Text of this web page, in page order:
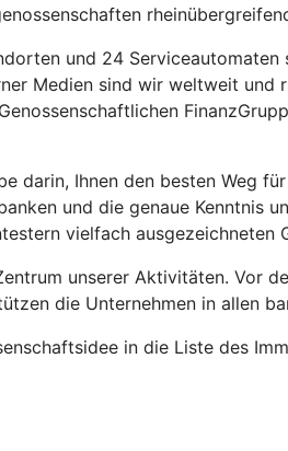
und 24
Medien sind wir weltweit
darin, Ihnen den besten Weg
und die genaue Kenntnis
vielfach ausgezeichneten
unserer Aktivitäten. Vor
die Unternehmen in allen
in die Liste des